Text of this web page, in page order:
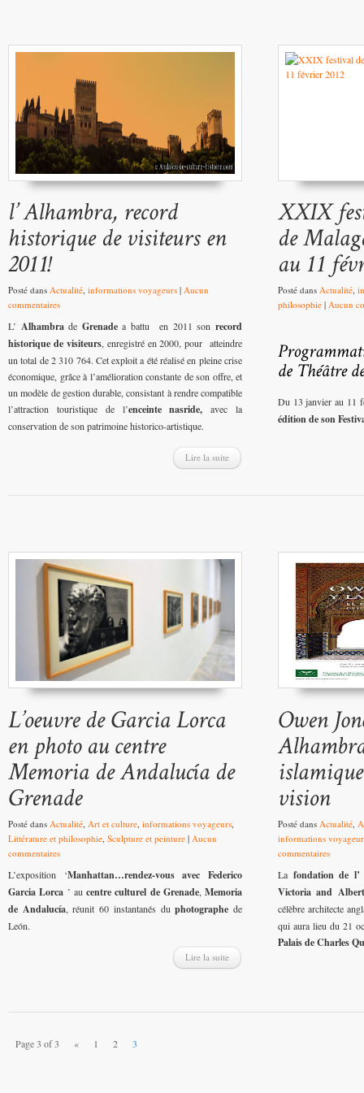
Posté dans Actualité, informations voyageurs | Aucun
commentaires
L’ Alhambrade Grenadea battu en 2011 son record
historique de visiteurs, enregistré en 2000, pour atteindre
un total de 2 310 764. Cet exploit a été réalisé en pleine crise
économique, grâce à l’amélioration constante de son offre, et
un modèle de gestion durable, consistant à rendre compatible
l’attraction touristique de l’enceinte nasride, avec la
conservation de son patrimoine historico-artistique.
Lire la suite
Posté dans Actualité,
philosophie | Aucun
Du 13 janvier au 11
édition de son
Posté dans Actualité Art et culture informations voyageurs
Littérature et philosophie Sculpture et peinture | Aucun
commentaires
L’exposition ‘Manhattan…rendez-vous avec Federico
Garcia Lorca ’ au centre culturel de Grenade, Memoria
de Andalucía, réunit 60 instantanés duphotographe de
León.
Lire la suite
Posté dans Actualité
informations
commentaires
Lafondation de l’
Victoria and
célèbre architecte
qui aura lieu du 21
Palais de Charles
Page 3 of 3 « 1 2 3